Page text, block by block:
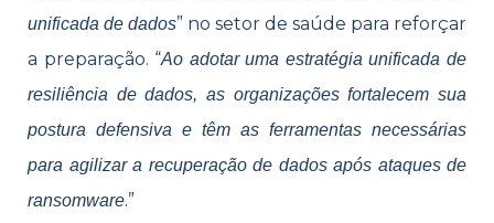
unificada de dados” no setor de saúde para reforçar
a preparação. “Ao adotar uma estratégia unificada de
resiliência de dados, as organizações fortalecem sua
postura defensiva e têm as ferramentas necessárias
para agilizar a recuperação de dados após ataques de
ransomware.”